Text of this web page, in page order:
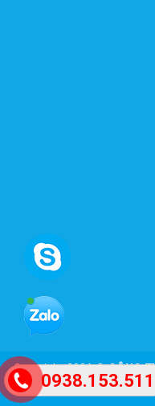
0938.153.511
Copyright 2026 ©CÔNG